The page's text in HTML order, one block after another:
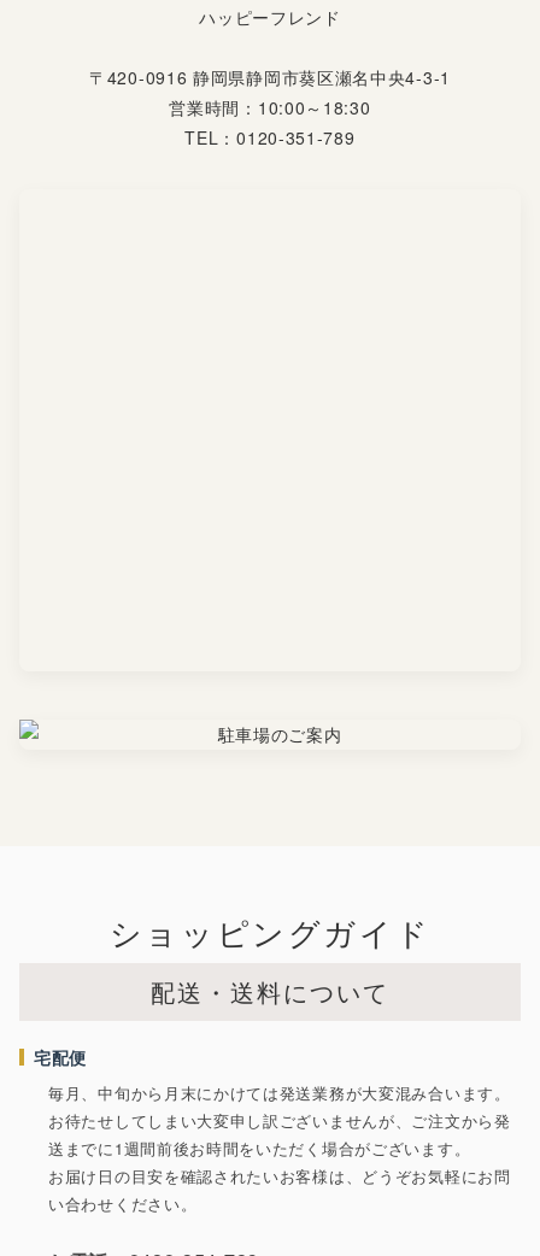
ハッピーフレンド
〒420-0916 静岡県静岡市葵区瀬名中央4-3-1
営業時間：10:00～18:30
TEL：0120-351-789
ショッピングガイド
配送・送料について
宅配便
毎月、中旬から月末にかけては発送業務が大変混み合います。
お待たせしてしまい大変申し訳ございませんが、ご注文から発
送までに1週間前後お時間をいただく場合がございます。
お届け日の目安を確認されたいお客様は、どうぞお気軽にお問
い合わせください。